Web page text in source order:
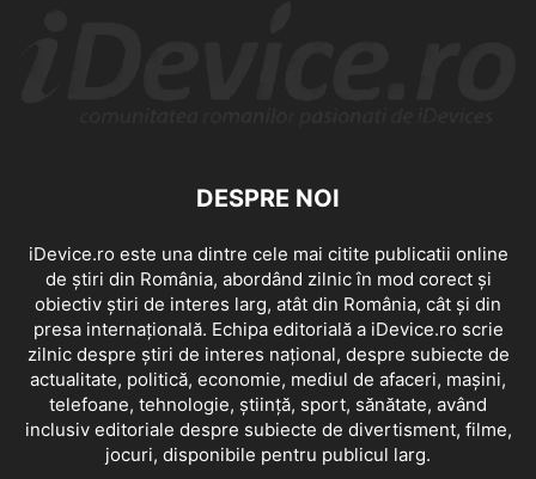
DESPRE NOI
iDevice.ro este una dintre cele mai citite publicatii online
de știri din România, abordând zilnic în mod corect și
obiectiv știri de interes larg, atât din România, cât și din
presa internațională. Echipa editorială a iDevice.ro scrie
zilnic despre știri de interes național, despre subiecte de
actualitate, politică, economie, mediul de afaceri, mașini,
telefoane, tehnologie, știință, sport, sănătate, având
inclusiv editoriale despre subiecte de divertisment, filme,
jocuri, disponibile pentru publicul larg.